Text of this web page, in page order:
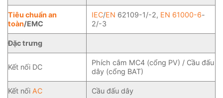
Tiêu chuẩn an
toàn/EMC
IEC/EN 62109-1/-2, EN 61000-6-
2/-3
Đặc trưng
Kết nối DC
Phích cắm MC4 (cổng PV) / Cầu đấu
dây (cổng BAT)
Kết nối AC Cầu đấu dây